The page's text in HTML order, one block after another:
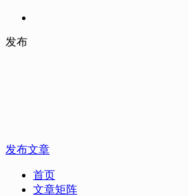
发布
发布文章
首页
文章矩阵